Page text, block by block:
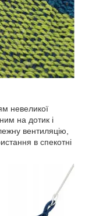
невеликої
на дотик і
вентиляцію,
в спекотні